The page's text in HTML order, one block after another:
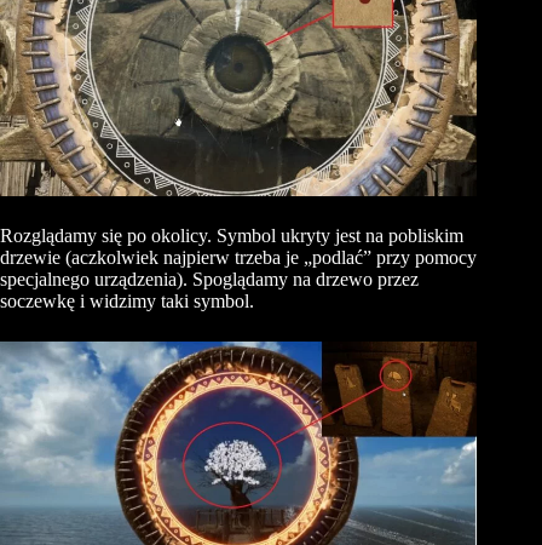
Rozglądamy się po okolicy. Symbol ukryty jest na pobliskim
drzewie (aczkolwiek najpierw trzeba je „podlać” przy pomocy
specjalnego urządzenia). Spoglądamy na drzewo przez
soczewkę i widzimy taki symbol.